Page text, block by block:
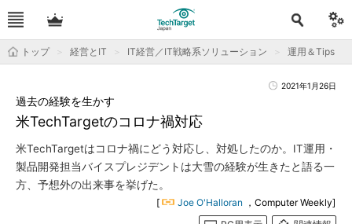
トップ 経営とIT IT経営／IT戦略系ソリューション 運用＆Tips
2021年1月26日
米TechTargetのコロナ禍対応
過去の経験を生かす
米TechTargetはコロナ禍にどう対応し、対処したのか。IT運用・
製品開発担当バイスプレジデントは大雪の経験が生きたと語る一
方、予想外の出来事を挙げた。
[ Joe O'Halloran ，Computer Weekly]